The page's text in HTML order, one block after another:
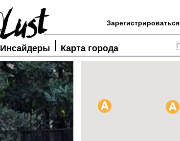
Зарегистрироваться
Инсайдеры Карта города